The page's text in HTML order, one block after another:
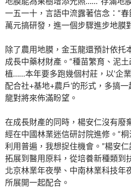
一五一十，言語中流露著信念：“
萬元搞研發，進一個步驟進步地膜
除了農用地膜，金玉龍還預計依托
成長中藥材財產。“種苗繁育、泥
植……本年要多跑幾個村莊，以‘企
配合社+基地+農戶’的形式，多搞
龍對將來佈滿盼望。
在成長財產的同時，楊安仁沒有廢
經在中國林業迷信研討院進修。“
利用普遍，我想捉住機會。”楊安
拓展到醫用原料，從培養新種類到
北京林業年夜學、中南林業科技年
所展開一起配合。